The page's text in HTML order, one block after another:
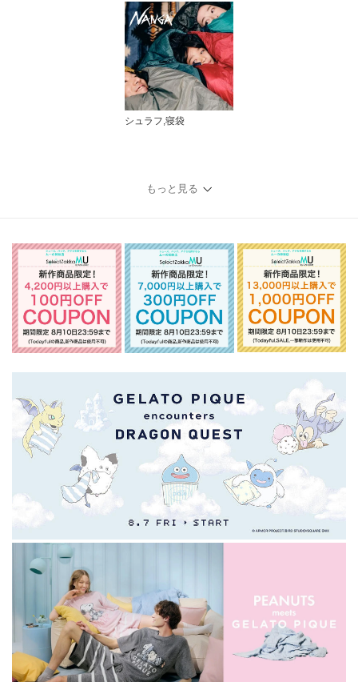
シュラフ,寝袋
もっと見る